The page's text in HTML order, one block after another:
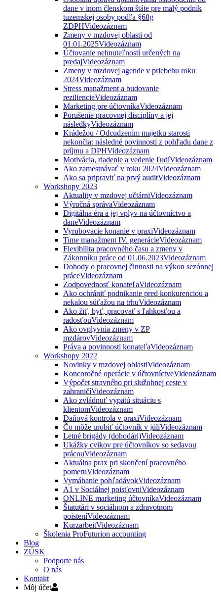
dane v inom členskom štáte pre malý podnik
tuzemskej osoby podľa §68g
ZDPHVideozáznam
Zmeny v mzdovej oblasti od
01.01.2025Videozáznam
Účtovanie nehnuteľností určených na
predajVideozáznam
Zmeny v mzdovej agende v priebehu roku
2024Videozáznam
Stress manažment a budovanie
reziliencieVideozáznam
Marketing pre účtovníkaVideozáznam
Porušenie pracovnej disciplíny a jej
následkyVideozáznam
Krádežou / Odcudzením majetku starosti
nekončia: následné povinnosti z pohľadu dane z
príjmu a DPHVideozáznam
Motivácia, riadenie a vedenie ľudíVideozáznam
Ako zamestnávať v roku 2024Videozáznam
Ako sa pripraviť na prvý auditVideozáznam
Workshopy 2023
Aktuality v mzdovej učtárniVideozáznam
Výročná správaVideozáznam
Digitálna éra a jej vplyv na účtovníctvo a
daneVideozáznam
Vyrubovacie konanie v praxiVideozáznam
Time manažment IV. generácieVideozáznam
Flexibilita pracovného času a zmeny v
Zákonníku práce od 01.06.2023Videozáznam
Dohody o pracovnej činnosti na výkon sezónnej
práceVideozáznam
Zodpovednosť konateľaVideozáznam
Ako ochrániť podnikanie pred konkurenciou a
nekalou súťažou na trhuVideozáznam
Ako žiť, byť, pracovať s ľahkosťou a
radosťouVideozáznam
Ako ovplyvnia zmeny v ZP
mzdárovVideozáznam
Práva a povinnosti konateľaVideozáznam
Workshopy 2022
Novinky v mzdovej oblastiVideozáznam
Koncoročné operácie v účtovníctveVideozáznam
Výpočet stravného pri služobnej ceste v
zahraničíVideozáznam
Ako zvládnuť vypätú situáciu s
klientomVideozáznam
Daňová kontrola v praxiVideozáznam
Čo môže urobiť účtovník v júliVideozáznam
Letné brigády (dohodári)Videozáznam
Ukážky cvikov pre účtovníkov so sedavou
prácouVideozáznam
Aktuálna prax pri skončení pracovného
pomeruVideozáznam
Vymáhanie pohľadávokVideozáznam
A1 v Sociálnej poisťovniVideozáznam
ONLINE marketing účtovníkaVideozáznam
Štatutári v sociálnom a zdravotnom
poisteníVideozáznam
KurzarbeitVideozáznam
Školenia ProFuturion accounting
Blog
ZÚSK
Podporte nás
O nás
Kontakt
Môj účet